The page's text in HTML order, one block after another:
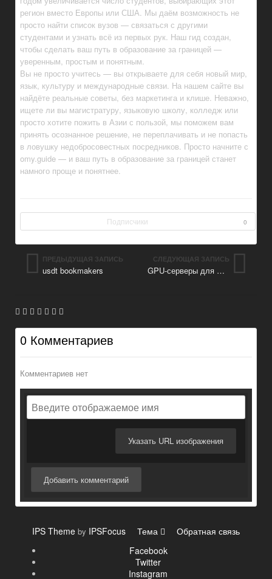
регион вместо Европы или США. Мы даём возможность не
просто найти список вузов — связаться с другими
студентами и узнать всё из первых рук. Наш гид создан,
чтобы сделать ваш путь в образование за границей —
уверенным, простым и понятным.
Вы не просто учитесь — вы открываете для себя новый мир,
язык, культуру и международные связи. На нашем сайте вы
найдёте реальные советы, без маркетинга и клише. Неважно,
ищете ли вы магистратуру, языковую школу, колледж или
просто хотите пожить в Азии с пользой, мы поможем вам
принять осознанное решение, не переплачивать и не попасть
в ловушку недобросовестных посредников. Просто начните с
omy.guide — и ваш путь в образование за границей станет
намного проще и понятнее.
Подписчики 0
ПРЕДЫДУЩАЯ ЗАПИСЬ
usdt bookmakers
СЛЕДУЮЩАЯ ЗАПИСЬ
GPU-серверы для ИИ и 3D
0 Комментариев
Комментариев нет
Указать URL изображения
Добавить комментарий
IPS Theme by IPSFocus Тема
Обратная связь
Facebook
Twitter
Instagram